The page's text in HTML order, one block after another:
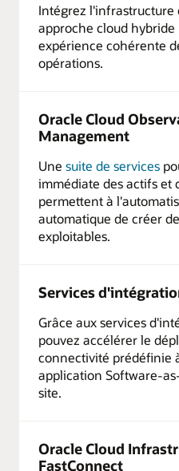
Intégrez l'infrastructure
approche cloud
expérience cohérente
opérations.
Oracle Cloud
Management
Une suite de services
immédiate des actifs et
permettent à
automatique de créer
exploitables.
Services
Grâce aux services
pouvez accélérer le
connectivité prédéfinie
application Software-
site.
Oracle Cloud
FastConnect